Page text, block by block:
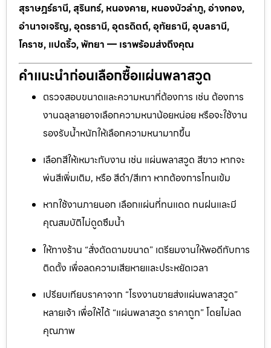
สุราษฎร์ธานี, สุรินทร์, หนองคาย, หนองบัวลำภู, อ่างทอง,
อำนาจเจริญ, อุดรธานี, อุตรดิตถ์, อุทัยธานี, อุบลธานี,
โคราช, แปดริ้ว, พัทยา — เราพร้อมส่งถึงคุณ
คำแนะนำก่อนเลือกซื้อแผ่นพลาสวูด
ตรวจสอบขนาดและความหนาที่ต้องการ เช่น ต้องการ
งานฉลุลายอาจเลือกความหนาน้อยหน่อย หรือจะใช้งาน
รองรับน้ำหนักให้เลือกความหนามากขึ้น
เลือกสีให้เหมาะกับงาน เช่น แผ่นพลาสวูด สีขาว หากจะ
พ่นสีเพิ่มเติม, หรือ สีดำ/สีเทา หากต้องการโทนเข้ม
หากใช้งานภายนอก เลือกแผ่นที่ทนแดด ทนฝนและมี
คุณสมบัติไม่ดูดซึมน้ำ
ให้ทางร้าน “สั่งตัดตามขนาด” เตรียมงานให้พอดีกับการ
ติดตั้ง เพื่อลดความเสียหายและประหยัดเวลา
เปรียบเทียบราคาจาก “โรงงานขายส่งแผ่นพลาสวูด”
หลายเจ้า เพื่อให้ได้ “แผ่นพลาสวูด ราคาถูก” โดยไม่ลด
คุณภาพ